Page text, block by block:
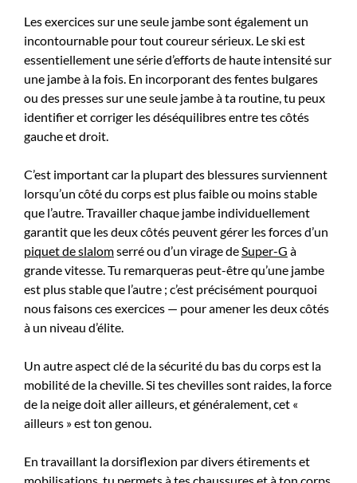
Les exercices sur une seule jambe sont également un
incontournable pour tout coureur sérieux. Le ski est
essentiellement une série d’efforts de haute intensité sur
une jambe à la fois. En incorporant des fentes bulgares
ou des presses sur une seule jambe à ta routine, tu peux
identifier et corriger les déséquilibres entre tes côtés
gauche et droit.
C’est important car la plupart des blessures surviennent
lorsqu’un côté du corps est plus faible ou moins stable
que l’autre. Travailler chaque jambe individuellement
garantit que les deux côtés peuvent gérer les forces d’un
piquet de slalomserré ou d’un virage deSuper-G à
grande vitesse. Tu remarqueras peut-être qu’une jambe
est plus stable que l’autre ; c’est précisément pourquoi
nous faisons ces exercices — pour amener les deux côtés
à un niveau d’élite.
Un autre aspect clé de la sécurité du bas du corps est la
mobilité de la cheville. Si tes chevilles sont raides, la force
de la neige doit aller ailleurs, et généralement, cet «
ailleurs » est ton genou.
En travaillant la dorsiflexion par divers étirements et